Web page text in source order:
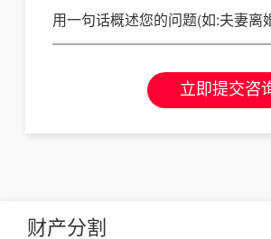
立即提交咨
财产分割